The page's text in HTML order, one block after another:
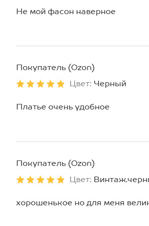
Не мой фасон наверное
Покупатель (Ozon)
Цвет: Черный
Платье очень удобное
Покупатель (Ozon)
Цвет:
хорошенькое но для меня